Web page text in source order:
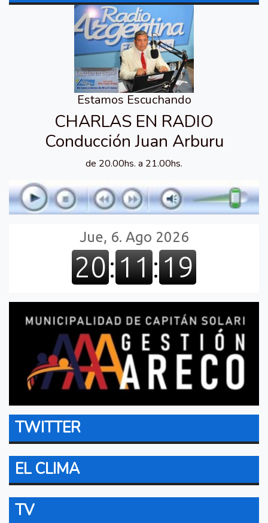
Estamos Escuchando
CHARLAS EN RADIO
Conducción Juan Arburu
de 20.00hs. a 21.00hs.
TWITTER
EL CLIMA
TV